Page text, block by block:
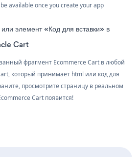
available once you create your app
элемент «Код для вставки» в
Cart
фрагмент Ecommerce Cart в любой
который принимает html или код для
просмотрите страницу в реальном
Cart появится!